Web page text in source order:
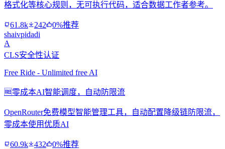
格式化等核心规则，无可执行代码，适合数据工作者参考。
61.8k 242
0%推荐
shaivpidadi
A
CLS安全性认证
Free Ride - Unlimited free AI
🆓零成本AI智能调度，自动防限流
OpenRouter免费模型智能管理工具，自动配置降级链防限流，
零成本使用优质AI
60.9k 432
0%推荐